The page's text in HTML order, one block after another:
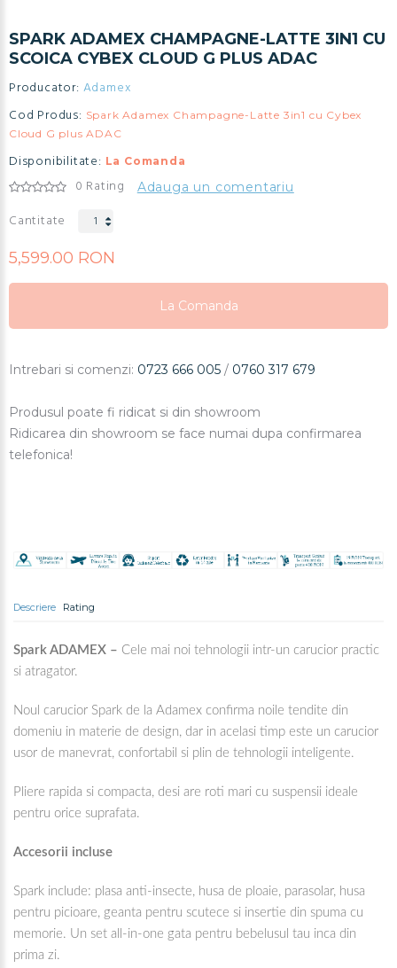
SPARK ADAMEX CHAMPAGNE-LATTE 3IN1 CU
SCOICA CYBEX CLOUD G PLUS ADAC
Producator: Adamex
Cod Produs: Spark Adamex Champagne-Latte 3in1 cu Cybex
Cloud G plus ADAC
Disponibilitate: La Comanda
0 Rating Adauga un comentariu
Cantitate
5,599.00 RON
La Comanda
La Comanda
Intrebari si comenzi: 0723 666 005 / 0760 317 679
Produsul poate fi ridicat si din showroom
Ridicarea din showroom se face numai dupa confirmarea
telefonica!
Descriere Rating
Spark ADAMEX – Cele mai noi tehnologii intr-un carucior practic
si atragator.
Noul carucior Spark de la Adamex confirma noile tendite din
domeniu in materie de design, dar in acelasi timp este un carucior
usor de manevrat, confortabil si plin de tehnologii inteligente.
Pliere rapida si compacta, desi are roti mari cu suspensii ideale
pentru orice suprafata.
Accesorii incluse
Spark include: plasa anti-insecte, husa de ploaie, parasolar, husa
pentru picioare, geanta pentru scutece si insertie din spuma cu
memorie. Un set all-in-one gata pentru bebelusul tau inca din
prima zi.